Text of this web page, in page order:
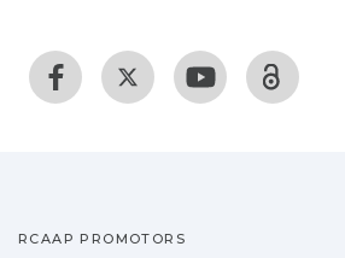
RCAAP PROMOTORS